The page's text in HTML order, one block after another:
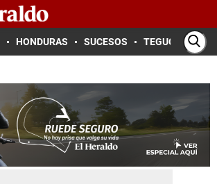
HONDURAS SUCESOS TEGUCIGALPA